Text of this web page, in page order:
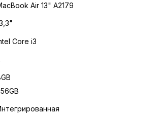
Air 13" A2179
Core i3